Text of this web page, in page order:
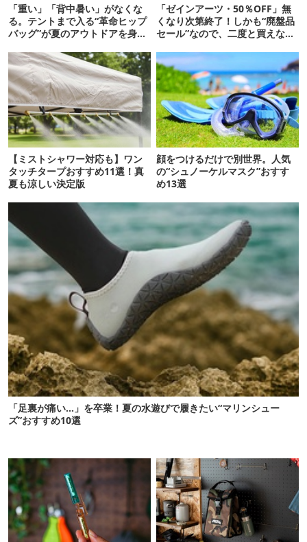
「重い」「背中暑い」がなくな
る。テントまで入る“革命ヒップ
バッグ”が夏のアウトドアを身軽
「ゼインアーツ・50％OFF」無
くなり次第終了！しかも“廃盤品
セール”なので、二度と買えない
【ミストシャワー対応も】ワン
タッチタープおすすめ11選！真
夏も涼しい決定版
顔をつけるだけで別世界。人気
の“シュノーケルマスク”おすす
め13選
「足裏が痛い…」を卒業！夏の水遊びで履きたい“マリンシュー
ズ”おすすめ10選